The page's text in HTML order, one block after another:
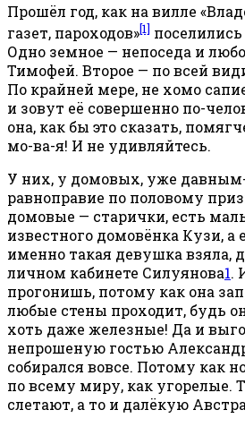
Прошёл год, как на вилле
газет, пароходов»[1]
Одно земное — непоседа и
Тимофей. Второе — по всей
По крайней мере, не хомо
и зовут её совершенно по-
она, как бы это сказать,
мо-ва-я! И не удивляйтесь.
У них, у домовых, уже
равноправие по половому
домовые — старички, есть
известного домовёнка Кузи, а
именно такая девушка взяла,
личном кабинете Силуянова1.
прогонишь, потому как она
любые стены проходит, будь
хоть даже железные! Да и
непрошеную гостью
собирался вовсе. Потому как
по всему миру, как угорелые.
слетают, а то и далёкую